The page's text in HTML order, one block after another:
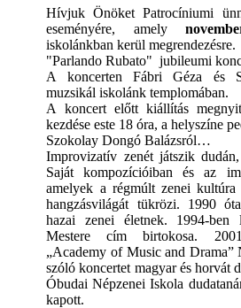
Hívjuk Önöket Patrocíniumi
eseményére, amely
iskolánkban kerül megrendezésre.
"Parlando Rubato" jubileumi
A koncerten Fábri Géza és
muzsikál iskolánk templomában.
A koncert előtt kiállítás
kezdése este 18 óra, a helyszíne
Szokolay Dongó Balázsról…
Improvizatív zenét játszik
Saját kompozícióiban és az
amelyek a régmúlt zenei
hangzásvilágát tükrözi. 1990
hazai zenei életnek. 1994-
Mestere cím birtokosa.
„Academy of Music and Drama”
szóló koncertet magyar és horvát
Óbudai Népzenei Iskola
kapott.